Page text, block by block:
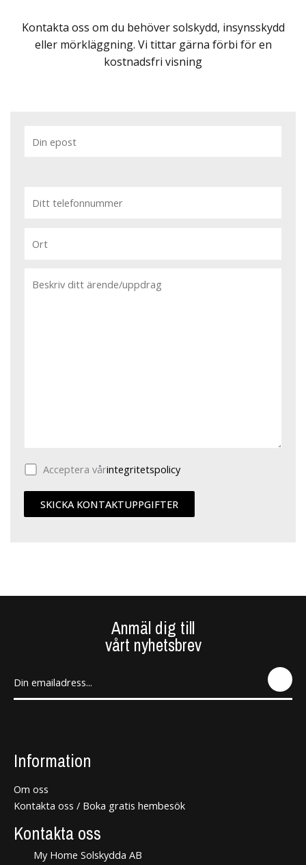
Kontakta oss om du behöver solskydd, insynsskydd
eller mörkläggning. Vi tittar gärna förbi för en
kostnadsfri visning
Acceptera vårintegritetspolicy
Anmäl dig till
vårt nyhetsbrev
SEN
Information
Om oss
Kontakta oss / Boka gratis hembesök
Kontakta oss
My Home Solskydda AB